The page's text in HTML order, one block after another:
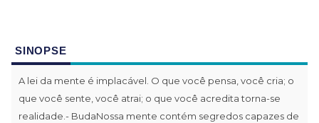
SINOPSE
A lei da mente é implacável. O que você pensa, você cria; o
que você sente, você atrai; o que você acredita torna-se
realidade.- BudaNossa mente contém segredos capazes de